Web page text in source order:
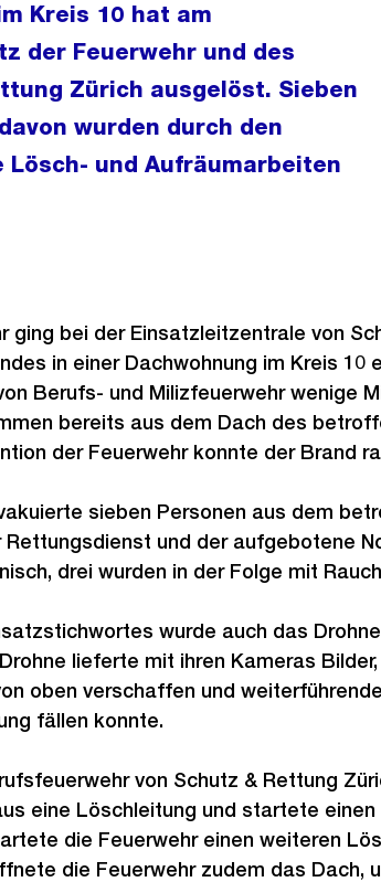
Kreis 10 hat am
der Feuerwehr und des
Zürich ausgelöst. Sieben
wurden durch den
und Aufräumarbeiten
ging bei der Einsatzleitzentrale von
in einer Dachwohnung im Kreis 10
Berufs- und Milizfeuerwehr wenige
bereits aus dem Dach des
der Feuerwehr konnte der Brand
sieben Personen aus dem
Rettungsdienst und der aufgebotene
drei wurden in der Folge mit
wurde auch das
lieferte mit ihren Kameras
oben verschaffen und
fällen konnte.
von Schutz & Rettung
eine Löschleitung und startete
die Feuerwehr einen weiteren
die Feuerwehr zudem das Dach,